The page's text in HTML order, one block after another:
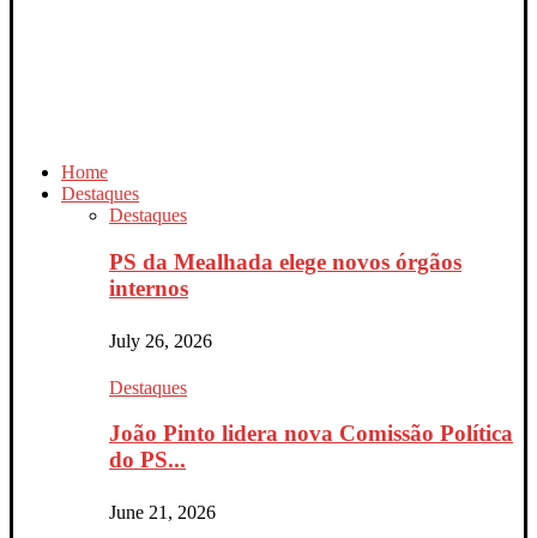
Home
Destaques
Destaques
PS da Mealhada elege novos órgãos
internos
July 26, 2026
Destaques
João Pinto lidera nova Comissão Política
do PS...
June 21, 2026